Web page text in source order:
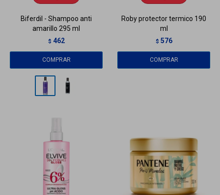
Biferdil - Shampoo anti
amarillo 295 ml
$ 462
Roby protector termico 190
ml
$ 576